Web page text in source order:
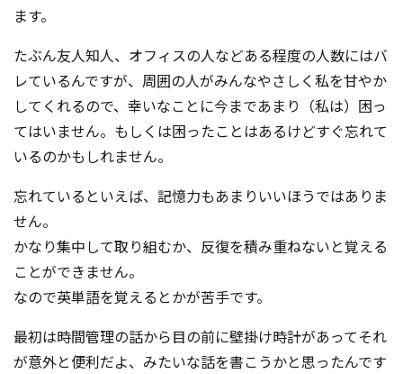
ます。
たぶん友人知人、オフィスの人などある程度の人数にはバ
レているんですが、周囲の人がみんなやさしく私を甘やか
してくれるので、幸いなことに今まであまり（私は）困っ
てはいません。もしくは困ったことはあるけどすぐ忘れて
いるのかもしれません。
忘れているといえば、記憶力もあまりいいほうではありま
せん。
かなり集中して取り組むか、反復を積み重ねないと覚える
ことができません。
なので英単語を覚えるとかが苦手です。
最初は時間管理の話から目の前に壁掛け時計があってそれ
が意外と便利だよ、みたいな話を書こうかと思ったんです